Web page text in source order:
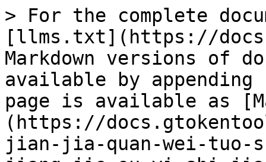
> For the complete
[llms.txt](https://
Markdown versions of
available by
page is available as
(https://
jian-jia-quan-wei-tuo-